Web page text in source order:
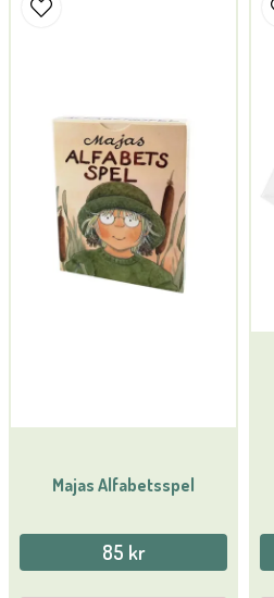
Namn
Ja, ni får publicera min fråga
Majas Alfabetsspel
85 kr